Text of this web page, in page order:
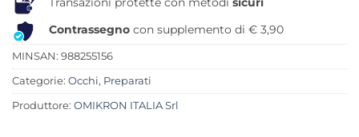
Contrassegno con supplemento di € 3,90
MINSAN: 988255156
Categorie: Occhi, Preparati
Produttore: OMIKRON ITALIA Srl